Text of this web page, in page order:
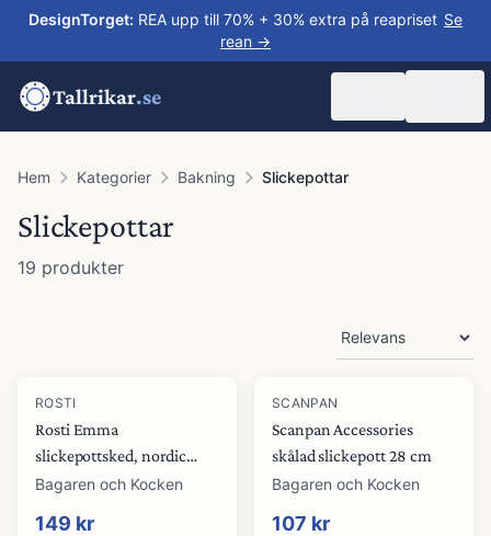
DesignTorget: REA upp till 70% + 30% extra på reapriset Se
rean →
Tallrikar.se
Hem Kategorier Bakning Slickepottar
Slickepottar
19 produkter
ROSTI
Rosti Emma
slickepottsked, nordic
green
Bagaren och Kocken
149 kr
SCANPAN
Scanpan Accessories
skålad slickepott 28 cm
Bagaren och Kocken
107 kr